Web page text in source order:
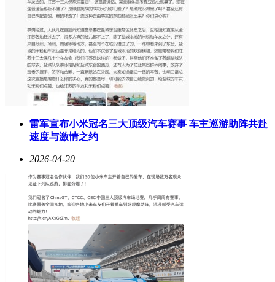
选购建议：大促期间一加12与真我GT8 Pro常有降价，部分机
型2K版与1.5K版价差缩小至300元内。若对频闪敏感，优先选
择京东方高频调光方案机型——其在护眼与2K画质平衡上仍
具优势。希望这份解析能帮助您找到“参数真实、体验出色”的
2K屏手机。
雷军宣布小米冠名三大顶级汽车赛事 车主巡游助阵共赴
速度与激情之约
2026-04-20